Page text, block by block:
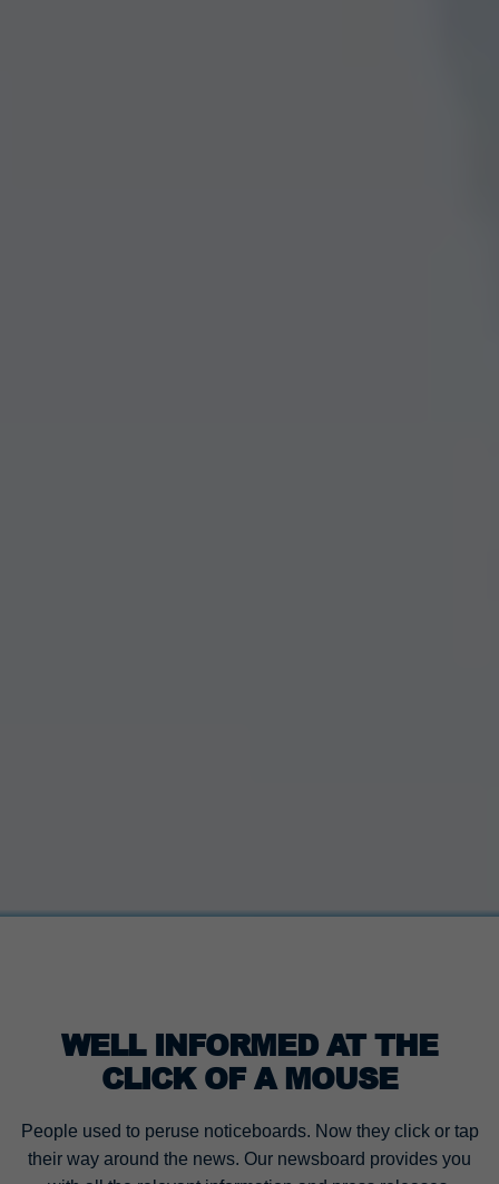
WELL INFORMED AT THE
CLICK OF A MOUSE
People used to peruse noticeboards. Now they click or tap
their way around the news. Our newsboard provides you